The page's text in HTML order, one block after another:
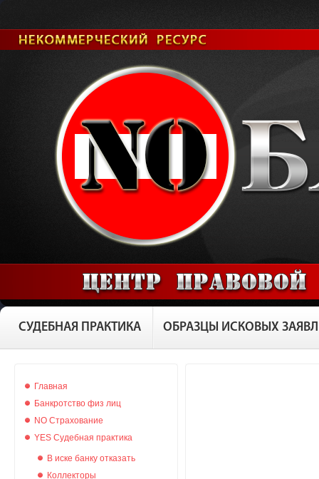
СУДЕБНАЯ ПРАКТИКА ОБРАЗЦЫ ИСКОВЫХ
Главная
Банкротство физ лиц
NO Страхование
YES Судебная практика
В иске банку отказать
Коллекторы